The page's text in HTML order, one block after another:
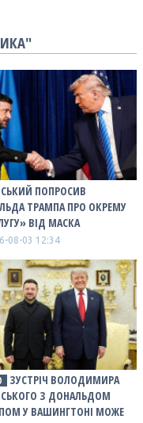
ПОПРОСИВ
ТРАМПА ПРО ОКРЕМУ
ВІД МАСКА
08-03 12:34
ЗУСТРІЧ ВОЛОДИМИРА
З ДОНАЛЬДОМ
У ВАШИНГТОНІ МОЖЕ